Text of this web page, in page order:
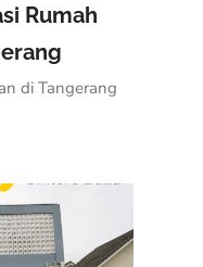
Rumah
di Tangerang